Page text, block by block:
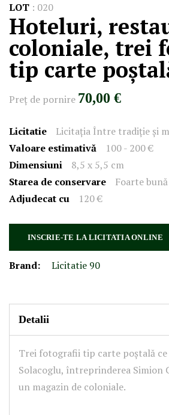
LOT : 020
Hoteluri,
coloniale, trei
tip carte
Preţ de pornire 70,00 €
Licitatie
Licitația Între tradiție şi
Valoare estimativă
100 - 200 €
Dimensiuni
8,5 x 5,5 cm
Starea de conservare
Foarte bună
Adjudecat cu
120 €
INSCRIE-TE LA LICITATIA ONLINE
Brand: Licitatie 90
Detalii
Trei fotografii tip carte poștală
Solacoglu, întreprinderea Simion
un magazin de coloniale.